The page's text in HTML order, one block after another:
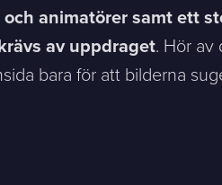
animatörer samt ett
av uppdraget. Hör av
bara för att bilderna